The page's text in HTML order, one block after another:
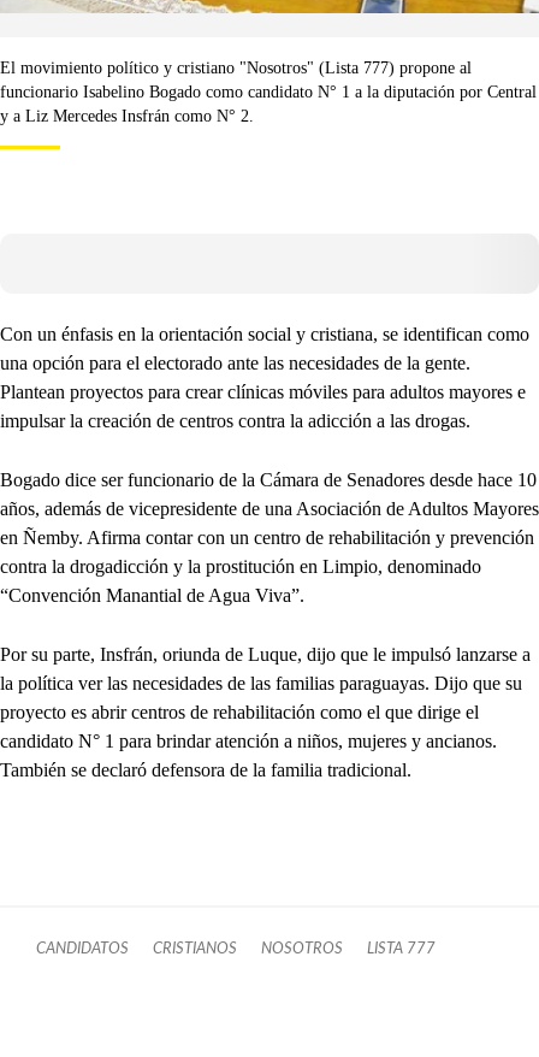
El movimiento político y cristiano "Nosotros" (Lista 777) propone al
funcionario Isabelino Bogado como candidato N° 1 a la diputación por Central
y a Liz Mercedes Insfrán como N° 2.
Con un énfasis en la orientación social y cristiana, se identifican como
una opción para el electorado ante las necesidades de la gente.
Plantean proyectos para crear clínicas móviles para adultos mayores e
impulsar la creación de centros contra la adicción a las drogas.
Bogado dice ser funcionario de la Cámara de Senadores desde hace 10
años, además de vicepresidente de una Asociación de Adultos Mayores
en Ñemby. Afirma contar con un centro de rehabilitación y prevención
contra la drogadicción y la prostitución en Limpio, denominado
“Convención Manantial de Agua Viva”.
Por su parte, Insfrán, oriunda de Luque, dijo que le impulsó lanzarse a
la política ver las necesidades de las familias paraguayas. Dijo que su
proyecto es abrir centros de rehabilitación como el que dirige el
candidato N° 1 para brindar atención a niños, mujeres y ancianos.
También se declaró defensora de la familia tradicional.
CANDIDATOS CRISTIANOS NOSOTROS LISTA 777